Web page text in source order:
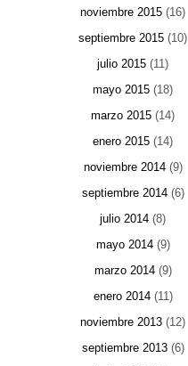
noviembre 2015 (16)
septiembre 2015 (10)
julio 2015 (11)
mayo 2015 (18)
marzo 2015 (14)
enero 2015 (14)
noviembre 2014(9)
septiembre 2014(6)
julio 2014 (8)
mayo 2014(9)
marzo 2014(9)
enero 2014(11)
noviembre 2013 (12)
septiembre 2013(6)